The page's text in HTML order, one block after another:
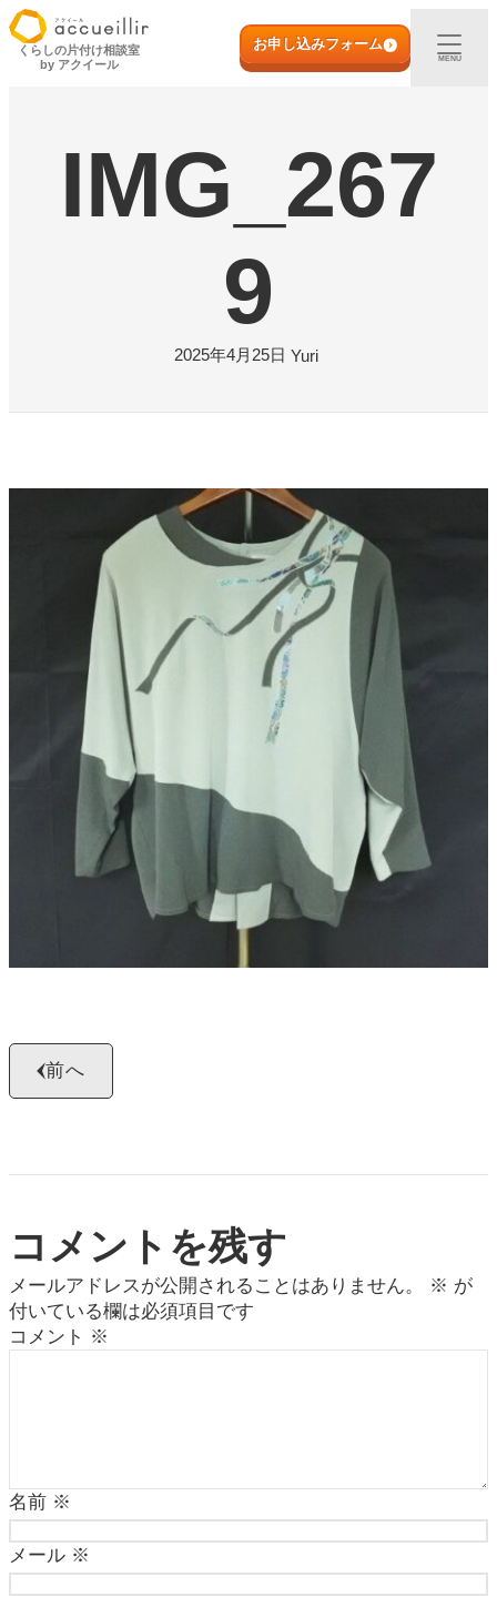
内
容
初めての方へ
宅配買取
ご利用実例
よくある質問
お問い合わせ
0120-29-5302
受付時間9:00〜18:00（年中無休※年末年始は除く）
お申し込みフォーム
くらしの片付け相談室
by アクイール
お申し込みフォーム
MENU
IMG_267
9
2025年4月25日 Yuri
前へ
コメントを残す
メールアドレスが公開されることはありません。 ※ が
付いている欄は必須項目です
コメント ※
名前 ※
メール ※